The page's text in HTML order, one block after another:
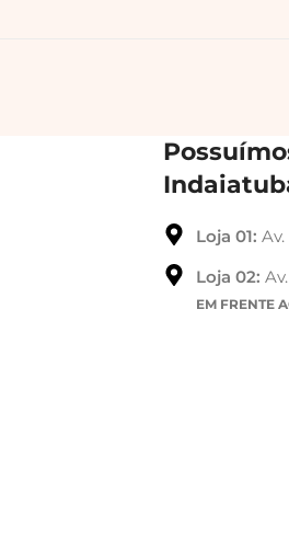
Loja 01:
Loja 02:
EM FRENTE